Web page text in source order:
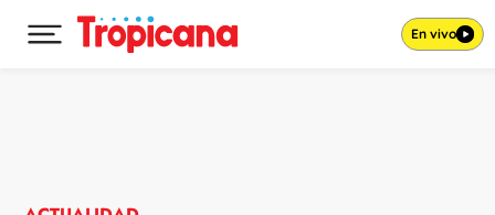
Desplegar menú principal En vivo